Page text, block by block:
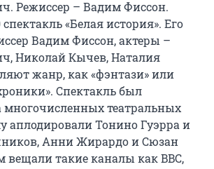
Режиссер – Вадим Фиссон.
«Белая история». Его
Вадим Фиссон, актеры –
Николай Кычев, Наталия
жанр, как «фэнтази» или
Спектакль был
многочисленных театральных
аплодировали Тонино Гуэрра и
Анни Жирардо и Сюзан
вещали такие каналы как BBC,